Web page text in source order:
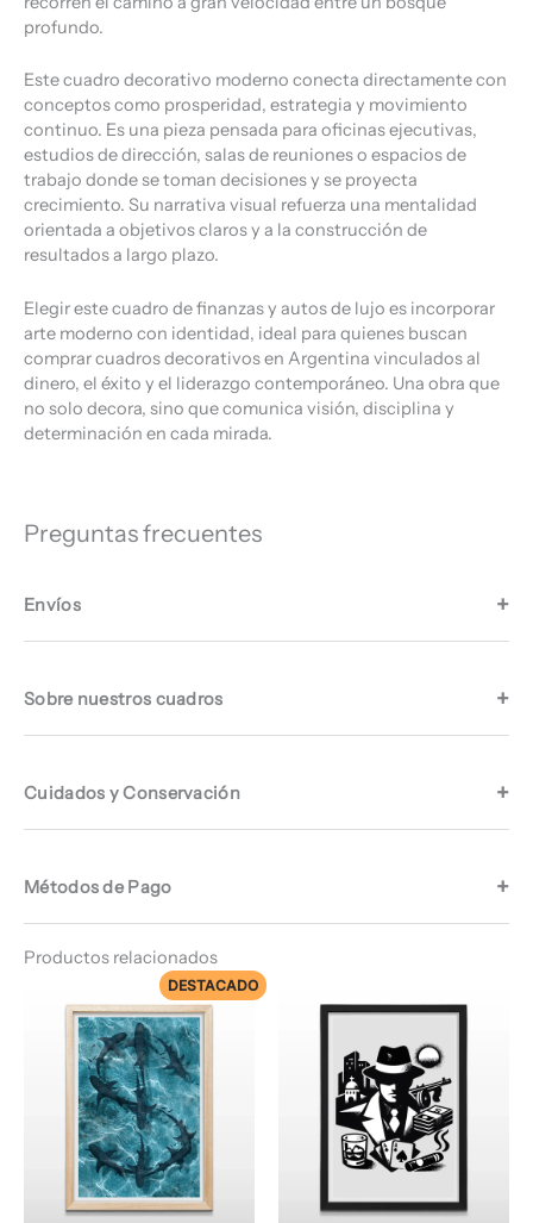
profundo.
Este cuadro decorativo moderno conecta directamente con
conceptos como prosperidad, estrategia y movimiento
continuo. Es una pieza pensada para oficinas ejecutivas,
estudios de dirección, salas de reuniones o espacios de
trabajo donde se toman decisiones y se proyecta
crecimiento. Su narrativa visual refuerza una mentalidad
orientada a objetivos claros y a la construcción de
resultados a largo plazo.
Elegir este cuadro de finanzas y autos de lujo es incorporar
arte moderno con identidad, ideal para quienes buscan
comprar cuadros decorativos en Argentina vinculados al
dinero, el éxito y el liderazgo contemporáneo. Una obra que
no solo decora, sino que comunica visión, disciplina y
determinación en cada mirada.
Preguntas frecuentes
Envíos
Sobre nuestros cuadros
Cuidados y Conservación
Métodos de Pago
Productos relacionados
DESTACADO
Rango
de
de